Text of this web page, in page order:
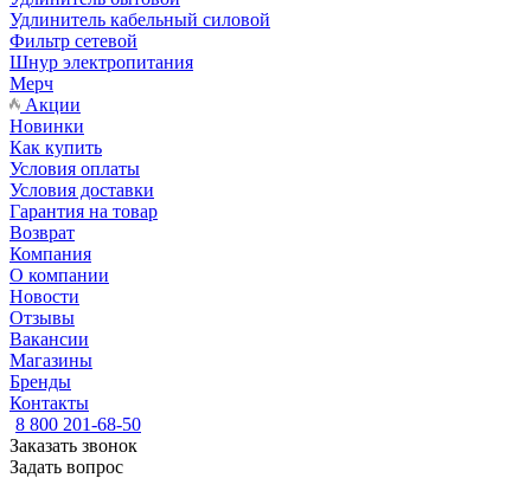
Удлинитель кабельный силовой
Фильтр сетевой
Шнур электропитания
Мерч
Акции
Новинки
Как купить
Условия оплаты
Условия доставки
Гарантия на товар
Возврат
Компания
О компании
Новости
Отзывы
Вакансии
Магазины
Бренды
Контакты
8 800 201-68-50
Заказать звонок
Задать вопрос